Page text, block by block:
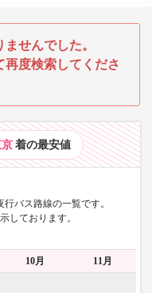
せんでした。
度検索してくださ
着の最安値
バス路線の一覧です。
しております。
10月 11月